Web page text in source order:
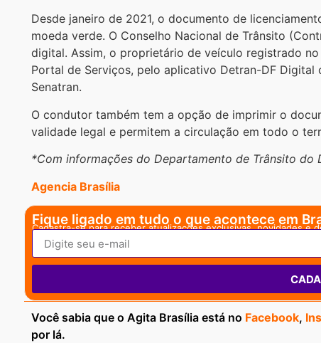
Desde janeiro de 2021, o documento de
moeda verde. O Conselho Nacional de Trânsito
digital. Assim, o proprietário de veículo registrado
Portal de Serviços, pelo aplicativo Detran-DF
Senatran.
O condutor também tem a opção de imprimir o
validade legal e permitem a circulação em todo o
*Com informações do Departamento de Trânsito do
Agencia Brasília
Fique ligado em tudo o que acontece em
Cadastra-se para receber atualizações exclusivas, novidades e
Você sabia que o Agita Brasília está no Facebook,
por lá.